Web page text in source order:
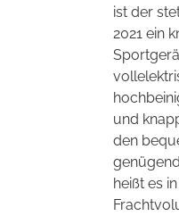
ist der
2021 ein
und
den
heißt es